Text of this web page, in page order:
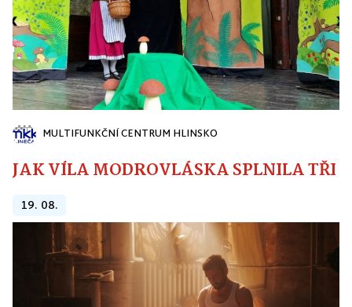
MULTIFUNKČNÍ CENTRUM HLINSKO
JAK VÍLA MODROVLÁSKA SPLNILA
19. 08.